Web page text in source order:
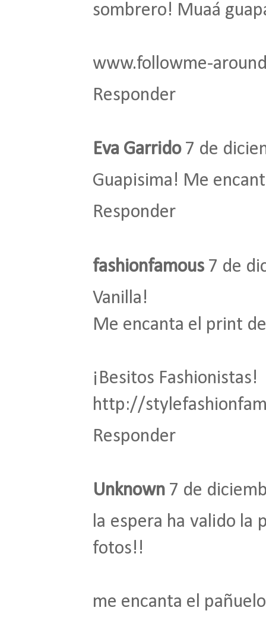
sombrero! Muaá
www.followme-
Responder
Eva Garrido 7 de
Guapisima! Me
Responder
fashionfamous 7 de
Vanilla!
Me encanta el print
¡Besitos Fashionistas!
http://
Responder
Unknown 7 de
la espera ha valido la
fotos!!
me encanta el